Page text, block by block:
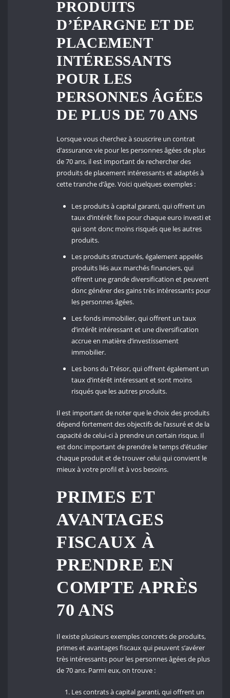
PRODUITS
D’ÉPARGNE ET DE
PLACEMENT
INTÉRESSANTS
POUR LES
PERSONNES ÂGÉES
DE PLUS DE 70 ANS
Lorsque vous cherchez à souscrire un contrat
d’assurance vie pour les personnes âgées de plus
de 70 ans, il est important de rechercher des
produits de placement intéressants et adaptés à
cette tranche d’âge. Voici quelques exemples :
Les produits à capital garanti, qui offrent un
taux d’intérêt fixe pour chaque euro investi et
qui sont donc moins risqués que les autres
produits.
Les produits structurés, également appelés
produits liés aux marchés financiers, qui
offrent une grande diversification et peuvent
donc générer des gains très intéressants pour
les personnes âgées.
Les fonds immobilier, qui offrent un taux
d’intérêt intéressant et une diversification
accrue en matière d’investissement
immobilier.
Les bons du Trésor, qui offrent également un
taux d’intérêt intéressant et sont moins
risqués que les autres produits.
Il est important de noter que le choix des produits
dépend fortement des objectifs de l’assuré et de la
capacité de celui-ci à prendre un certain risque. Il
est donc important de prendre le temps d’étudier
chaque produit et de trouver celui qui convient le
mieux à votre profil et à vos besoins.
PRIMES ET
AVANTAGES
FISCAUX À
PRENDRE EN
COMPTE APRÈS
70 ANS
Il existe plusieurs exemples concrets de produits,
primes et avantages fiscaux qui peuvent s’avérer
très intéressants pour les personnes âgées de plus
de 70 ans. Parmi eux, on trouve :
Les contrats à capital garanti, qui offrent un